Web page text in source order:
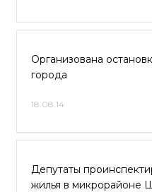
Организована
города
18.08.14
Депутаты
жилья в микрорайоне